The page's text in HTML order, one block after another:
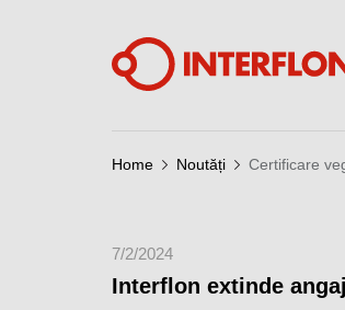
Home Noutăți Certificare
7/2/2024
Interflon extinde